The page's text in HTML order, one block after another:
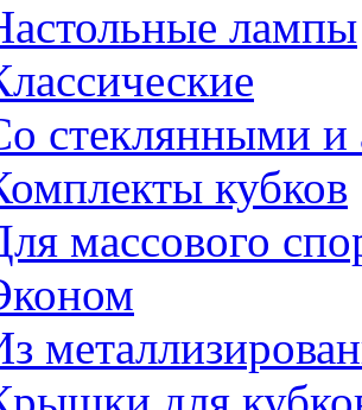
лампы
стеклянными
кубков
массового